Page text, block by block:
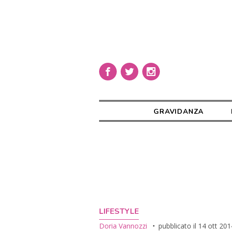
GRAVIDANZA
LIFESTYLE
Doria Vannozzi pubblicato il 14 ott